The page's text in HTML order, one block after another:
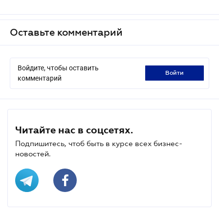
Оставьте комментарий
Войдите, чтобы оставить
комментарий
войти
Читайте нас в соцсетях.
Подпишитесь, чтоб быть в курсе всех бизнес-
новостей.